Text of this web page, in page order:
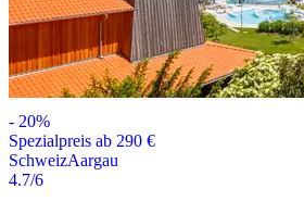
- 20%
Spezialpreis ab 290 €
SchweizAargau
4.7/6